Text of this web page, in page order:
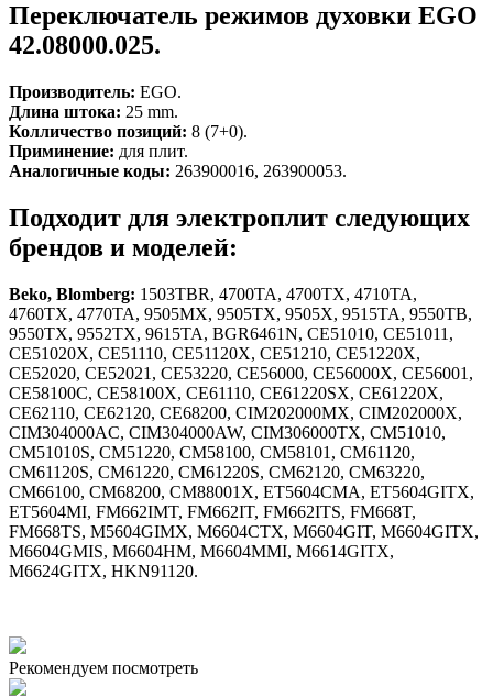
Переключатель режимов духовки EGO
42.08000.025.
Производитель: EGO.
Длина штока: 25 mm.
Колличество позиций: 8 (7+0).
Приминение: для плит.
Аналогичные коды: 263900016, 263900053.
Подходит для электроплит следующих
брендов и моделей:
Beko, Blomberg: 1503TBR, 4700TA, 4700TX, 4710TA,
4760TX, 4770TA, 9505MX, 9505TX, 9505X, 9515TA, 9550TB,
9550TX, 9552TX, 9615TA, BGR6461N, CE51010, CE51011,
CE51020X, CE51110, CE51120X, CE51210, CE51220X,
CE52020, CE52021, CE53220, CE56000, CE56000X, CE56001,
CE58100C, CE58100X, CE61110, CE61220SX, CE61220X,
CE62110, CE62120, CE68200, CIM202000MX, CIM202000X,
CIM304000AC, CIM304000AW, CIM306000TX, CM51010,
CM51010S, CM51220, CM58100, CM58101, CM61120,
CM61120S, CM61220, CM61220S, CM62120, CM63220,
CM66100, CM68200, CM88001X, ET5604CMA, ET5604GITX,
ET5604MI, FM662IMT, FM662IT, FM662ITS, FM668T,
FM668TS, M5604GIMX, M6604CTX, M6604GIT, M6604GITX,
M6604GMIS, M6604HM, M6604MMI, M6614GITX,
M6624GITX, HKN91120.
Рекомендуем посмотреть